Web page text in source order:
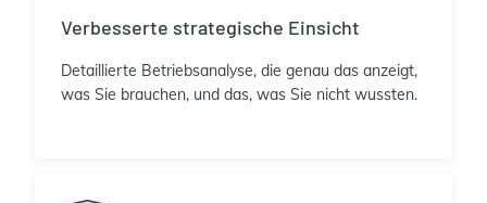
Verbesserte strategische Einsicht
Detaillierte Betriebsanalyse, die genau das anzeigt,
was Sie brauchen, und das, was Sie nicht wussten.